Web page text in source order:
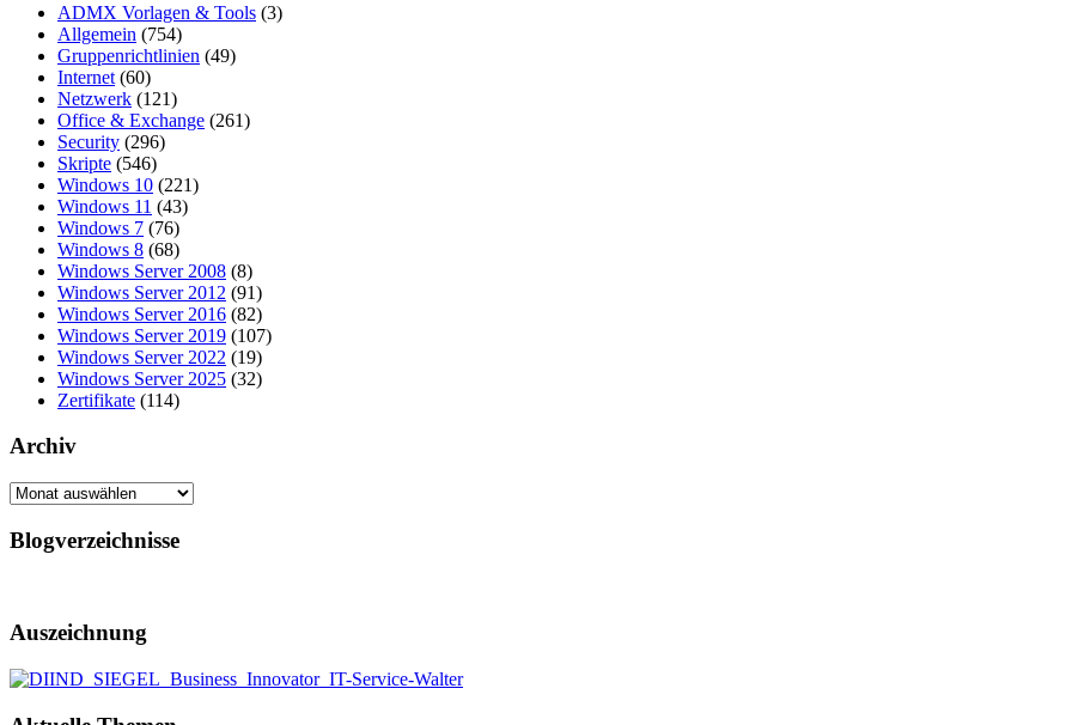
ADMX Vorlagen & Tools (3)
Allgemein (754)
Gruppenrichtlinien (49)
Internet (60)
Netzwerk (121)
Office & Exchange (261)
Security (296)
Skripte (546)
Windows 10 (221)
Windows 11 (43)
Windows 7 (76)
Windows 8 (68)
Windows Server 2008 (8)
Windows Server 2012 (91)
Windows Server 2016 (82)
Windows Server 2019 (107)
Windows Server 2022 (19)
Windows Server 2025 (32)
Zertifikate (114)
Archiv
Archiv
Blogverzeichnisse
Auszeichnung